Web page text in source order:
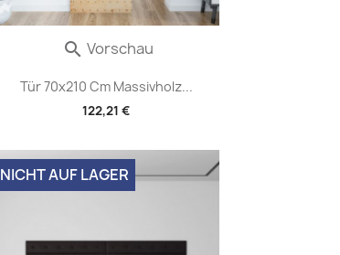
Tür 70x210 Cm Massivholz...
122,21 €
 Vorschau
NICHT AUF LAGER